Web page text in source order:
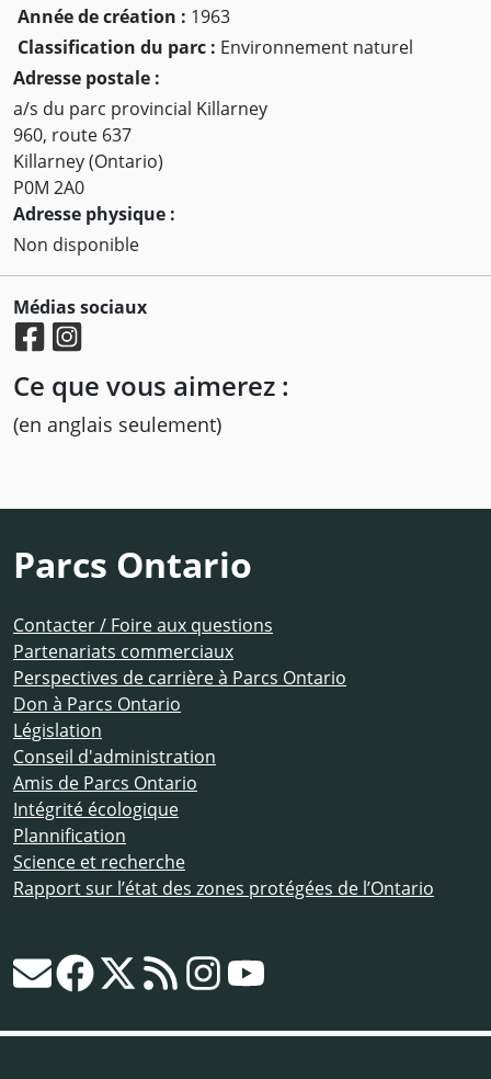
Année de création : 1963
Classification du parc : Environnement naturel
Adresse postale :
a/s du parc provincial Killarney
960, route 637
Killarney (Ontario)
P0M 2A0
Adresse physique :
Non disponible
Médias sociaux
Ce que vous aimerez :
(en anglais seulement)
Parcs Ontario
Contacter / Foire aux questions
Partenariats commerciaux
Perspectives de carrière à Parcs Ontario
Don à Parcs Ontario
Législation
Conseil d'administration
Amis de Parcs Ontario
Intégrité écologique
Plannification
Science et recherche
Rapport sur l’état des zones protégées de l’Ontario